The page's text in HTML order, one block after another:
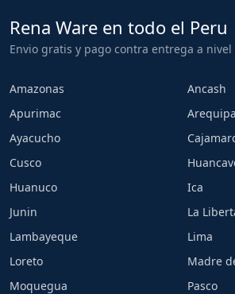
Rena Ware en todo el Peru
Envio gratis y pago contra entrega a nivel
Amazonas
Ancash
Apurimac
Arequipa
Ayacucho
Cusco
Huanuco
Ica
Junin
La
Lambayeque
Lima
Loreto
Madre
Moquegua
Pasco